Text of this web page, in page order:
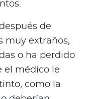
de
muy extraños,
o ha perdido
el médico le
como la